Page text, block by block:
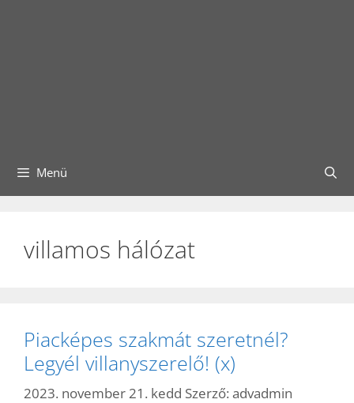
Menü
villamos hálózat
Piacképes szakmát szeretnél?
Legyél villanyszerelő! (x)
2023. november 21. kedd Szerző: advadmin